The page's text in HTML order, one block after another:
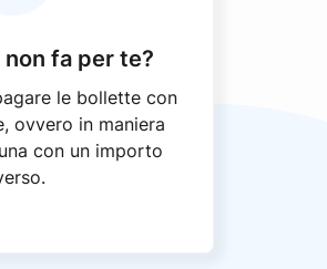
fa per te?
le bollette con
ovvero in maniera
con un importo